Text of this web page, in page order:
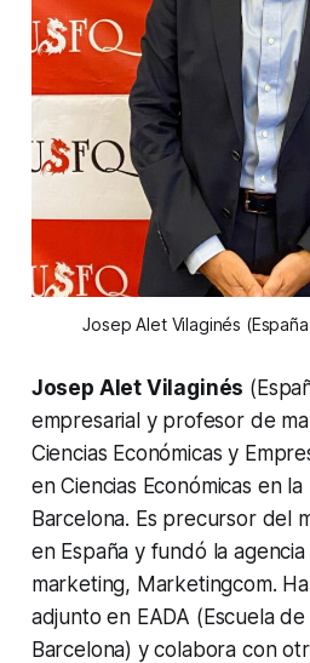
Josep Alet Vilaginés
Josep Alet Vilaginés
empresarial y profesor de
Ciencias Económicas y
en Ciencias Económicas en
Barcelona. Es precursor del
en España y fundó la
marketing, Marketingcom.
adjunto en EADA (Escuela
Barcelona) y colabora con